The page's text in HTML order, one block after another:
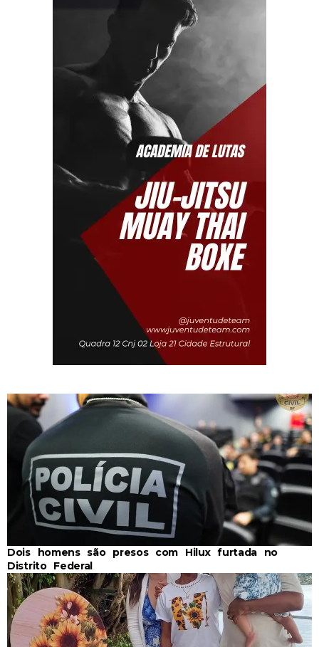
Dois homens são presos com Hilux furtada no
Distrito Federal